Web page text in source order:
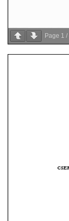
Page 1 /